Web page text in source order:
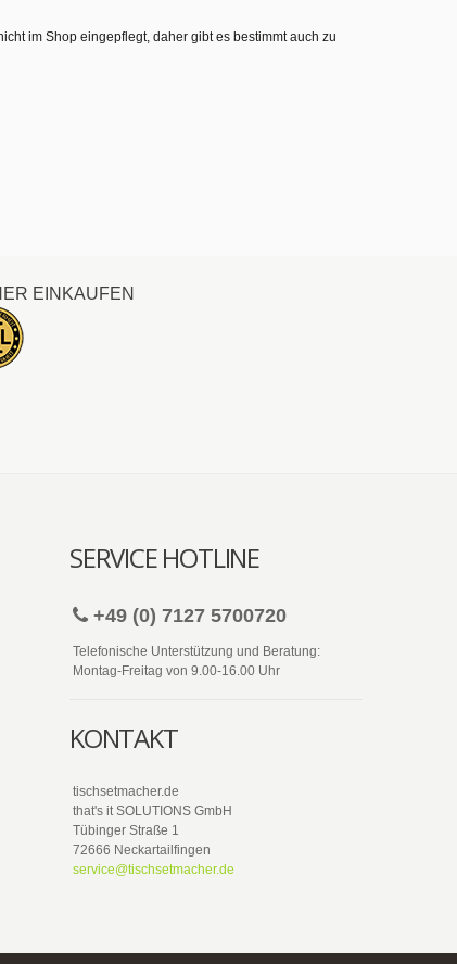
im Shop eingepflegt, daher gibt es bestimmt auch zu
EINKAUFEN
SERVICE HOTLINE
+49 (0) 7127 5700720
Telefonische Unterstützung und Beratung:
Montag-Freitag von 9.00-16.00 Uhr
KONTAKT
tischsetmacher.de
that's it SOLUTIONS GmbH
Tübinger Straße 1
72666 Neckartailfingen
service@tischsetmacher.de